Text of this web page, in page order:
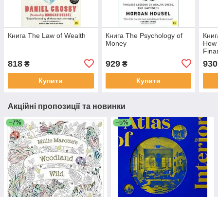
Книга The Law of Wealth
818 ₴
Купити
Книга The Psychology of
Money
929₴
Купити
930
Акційні пропозиції та новинки
–7% –5%